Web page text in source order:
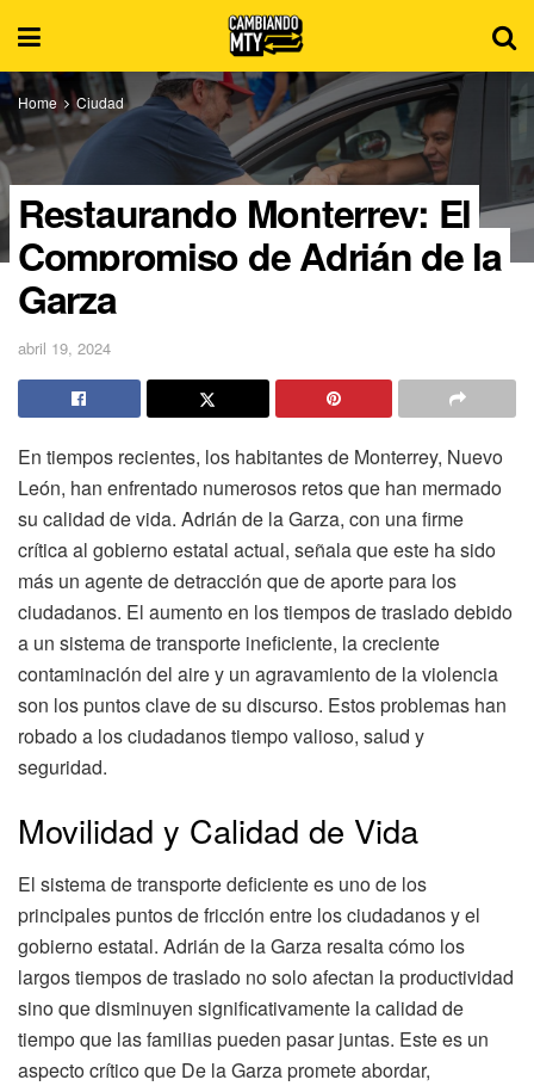
Home Ciudad
Restaurando Monterrey: El
Compromiso de Adrián de la
Garza
abril 19, 2024
En tiempos recientes, los habitantes de Monterrey, Nuevo
León, han enfrentado numerosos retos que han mermado
su calidad de vida. Adrián de la Garza, con una firme
crítica al gobierno estatal actual, señala que este ha sido
más un agente de detracción que de aporte para los
ciudadanos. El aumento en los tiempos de traslado debido
a un sistema de transporte ineficiente, la creciente
contaminación del aire y un agravamiento de la violencia
son los puntos clave de su discurso. Estos problemas han
robado a los ciudadanos tiempo valioso, salud y
seguridad.
Movilidad y Calidad de Vida
El sistema de transporte deficiente es uno de los
principales puntos de fricción entre los ciudadanos y el
gobierno estatal. Adrián de la Garza resalta cómo los
largos tiempos de traslado no solo afectan la productividad
sino que disminuyen significativamente la calidad de
tiempo que las familias pueden pasar juntas. Este es un
aspecto crítico que De la Garza promete abordar,